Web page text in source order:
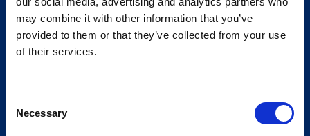
may combine it with other information that you’ve
provided to them or that they’ve collected from your use
of their services.
Selection
Necessary